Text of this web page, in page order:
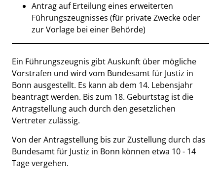
Antrag auf Erteilung eines erweiterten
Führungszeugnisses (für private Zwecke oder
zur Vorlage bei einer Behörde)
Beschreibung
Ein Führungszeugnis gibt Auskunft über mögliche
Vorstrafen und wird vom Bundesamt für Justiz in
Bonn ausgestellt. Es kann ab dem 14. Lebensjahr
beantragt werden. Bis zum 18. Geburtstag ist die
Antragstellung auch durch den gesetzlichen
Vertreter zulässig.
Von der Antragstellung bis zur Zustellung durch das
Bundesamt für Justiz in Bonn können etwa 10 - 14
Tage vergehen.